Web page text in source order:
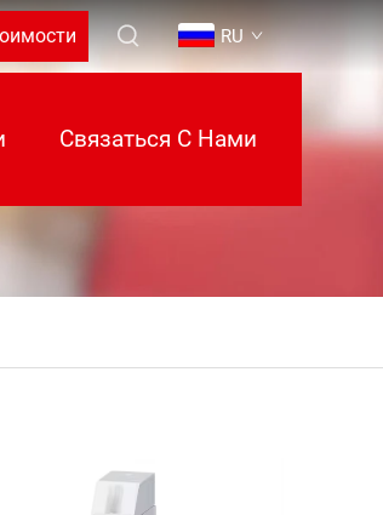
RU
Связаться С Нами